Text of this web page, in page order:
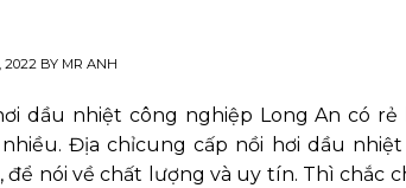
2022 BY MR ANH
dầu nhiệt công nghiệp Long An có rẻ
Địa chỉcung cấp nồi hơi dầu
để nói về chất lượng và uy tín. Thì chắc